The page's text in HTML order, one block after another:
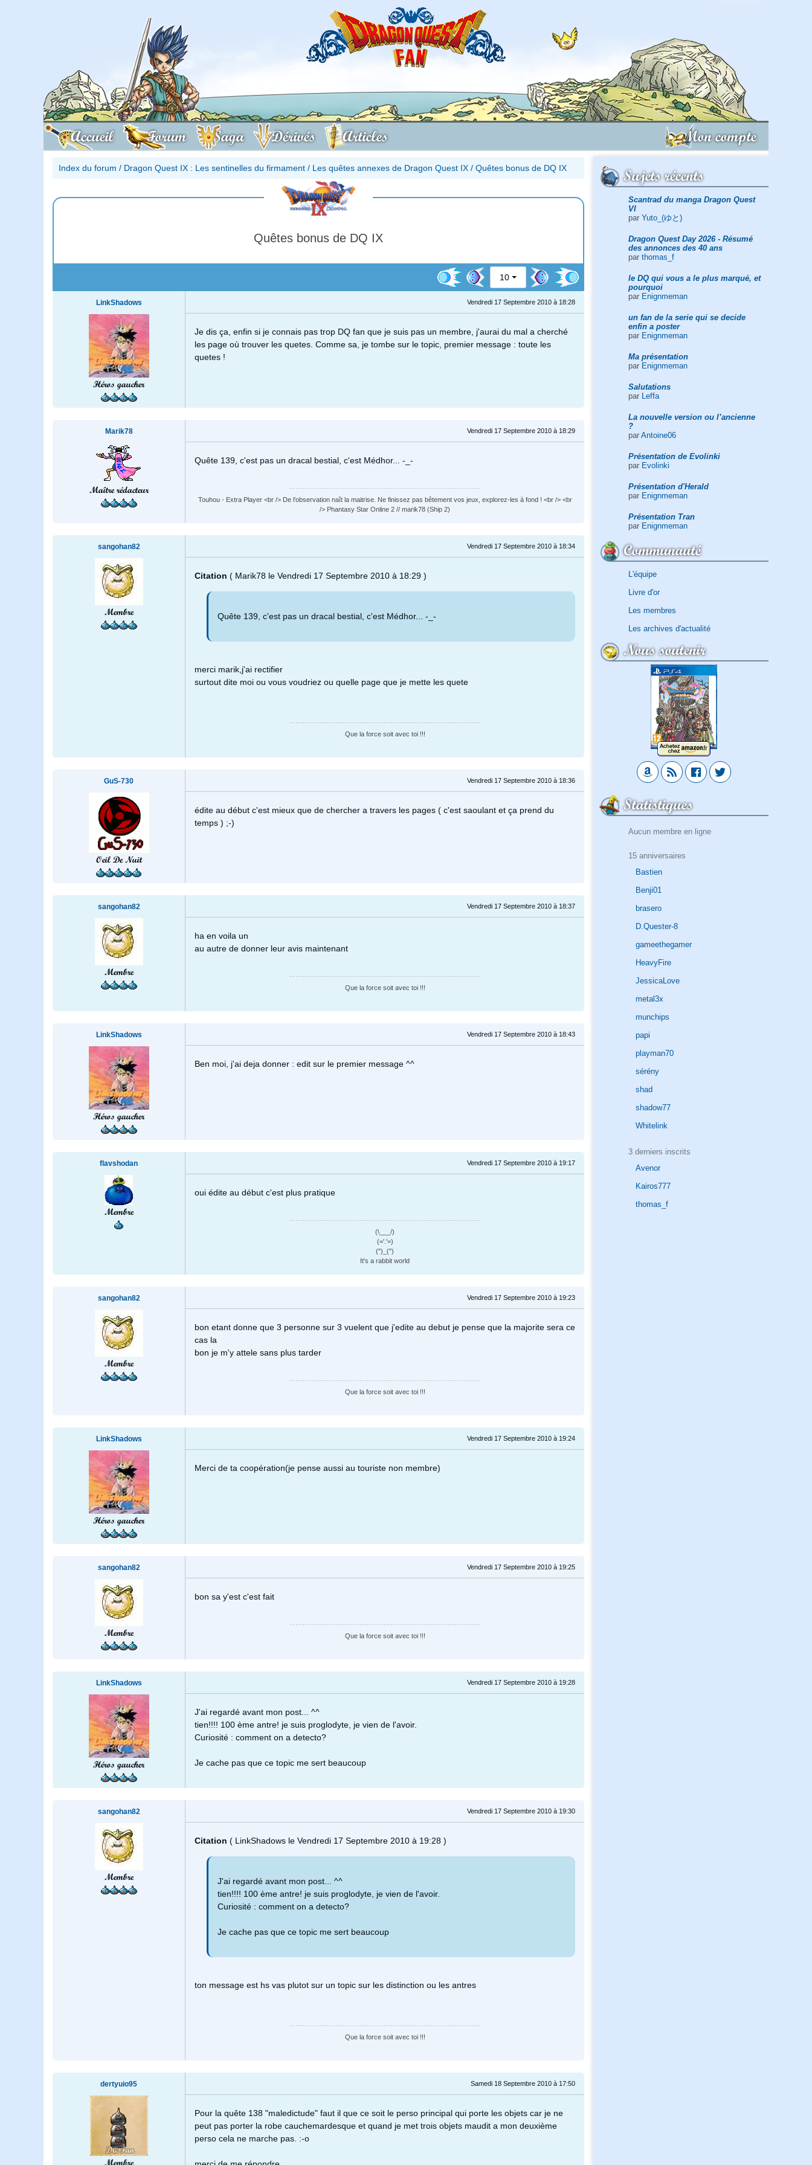
Accueil Forum Saga Dérivés Articles Mon compte
Sujets récents
Scantrad du manga Dragon Quest
VI
par Yuto_(ゆと)
Dragon Quest Day 2026 - Résumé
des annonces des 40 ans
par thomas_f
le DQ qui vous a le plus marqué, et
pourquoi
par Enignmeman
un fan de la serie qui se decide
enfin a poster
par Enignmeman
Ma présentation
par Enignmeman
Salutations
par
Leffa
La nouvelle version ou l’ancienne
?
par Antoine06
Présentation de Evolinki
par Evolinki
Présentation d'Herald
par Enignmeman
Présentation Tran
par Enignmeman
Communauté
L'équipe
Livre d'or
Les membres
Les archives d'actualité
Nous soutenir
Statistiques
Aucun membre en ligne
15 anniversaires
Bastien
Benji01
brasero
D.Quester-8
gameethegamer
HeavyFire
JessicaLove
metal3x
munchips
papi
playman70
sérény
shad
shadow77
Whitelink
3 derniers inscrits
Avenor
Kairos777
thomas_f
Index du forum / Dragon Quest IX : Les sentinelles du firmament / Les quêtes annexes de Dragon Quest IX / Quêtes bonus de DQ IX
Quêtes bonus de DQ IX
10
LinkShadows
Héros gaucher
Vendredi 17 Septembre 2010 à 18:28
Je dis ça, enfin si je connais pas trop DQ fan que je suis pas un membre, j'aurai du mal a cherché
les page où trouver les quetes. Comme sa, je tombe sur le topic, premier message : toute les
quetes !
Marik78
Maître rédacteur
Vendredi 17 Septembre 2010 à 18:29
Quête 139, c'est pas un dracal bestial, c'est Médhor... -_-
Touhou - Extra Player <br /> De l'observation naît la maitrise. Ne finissez pas bêtement vos jeux, explorez-les à fond ! <br /> <br
/> Phantasy Star Online 2 // marik78 (Ship 2)
sangohan82
Membre
Vendredi 17 Septembre 2010 à 18:34
Citation ( Marik78 le Vendredi 17 Septembre 2010 à 18:29 )
Quête 139, c'est pas un dracal bestial, c'est Médhor... -_-
merci marik,j'ai rectifier
surtout dite moi ou vous voudriez ou quelle page que je mette les quete
Que la force soit avec toi !!!
GuS-730
Oeil De Nuit
Vendredi 17 Septembre 2010 à 18:36
édite au début c'est mieux que de chercher a travers les pages ( c'est saoulant et ça prend du
temps ) ;-)
sangohan82
Membre
Vendredi 17 Septembre 2010 à 18:37
ha en voila un
au autre de donner leur avis maintenant
Que la force soit avec toi !!!
LinkShadows
Héros gaucher
Vendredi 17 Septembre 2010 à 18:43
Ben moi, j'ai deja donner : edit sur le premier message ^^
flavshodan
Membre
Vendredi 17 Septembre 2010 à 19:17
oui édite au début c'est plus pratique
(\___/)
(='.'=)
(")_(")
It's a rabbit world
sangohan82
Membre
Vendredi 17 Septembre 2010 à 19:23
bon etant donne que 3 personne sur 3 vuelent que j'edite au debut je pense que la majorite sera ce
cas la
bon je m'y attele sans plus tarder
Que la force soit avec toi !!!
LinkShadows
Héros gaucher
Vendredi 17 Septembre 2010 à 19:24
Merci de ta coopération(je pense aussi au touriste non membre)
sangohan82
Membre
Vendredi 17 Septembre 2010 à 19:25
bon sa y'est c'est fait
Que la force soit avec toi !!!
LinkShadows
Héros gaucher
Vendredi 17 Septembre 2010 à 19:28
J'ai regardé avant mon post... ^^
tien!!!! 100 ème antre! je suis proglodyte, je vien de l'avoir.
Curiosité : comment on a detecto?
Je cache pas que ce topic me sert beaucoup
sangohan82
Membre
Vendredi 17 Septembre 2010 à 19:30
Citation ( LinkShadows le Vendredi 17 Septembre 2010 à 19:28 )
J'ai regardé avant mon post... ^^
tien!!!! 100 ème antre! je suis proglodyte, je vien de l'avoir.
Curiosité : comment on a detecto?
Je cache pas que ce topic me sert beaucoup
ton message est hs vas plutot sur un topic sur les distinction ou les antres
Que la force soit avec toi !!!
dertyuio95
Membre
Samedi 18 Septembre 2010 à 17:50
Pour la quête 138 "maledictude" faut il que ce soit le perso principal qui porte les objets car je ne
peut pas porter la robe cauchemardesque et quand je met trois objets maudit a mon deuxième
perso cela ne marche pas. :-o